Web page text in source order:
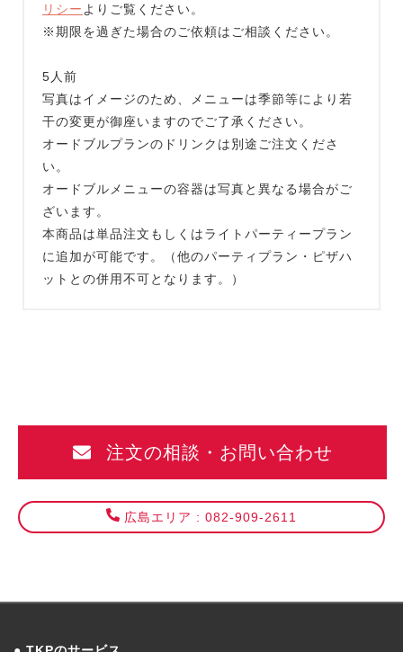
リシー よりご覧ください。
※期限を過ぎた場合のご依頼はご相談ください。
5人前
写真はイメージのため、メニューは季節等により若
干の変更が御座いますのでご了承ください。
オードブルプランのドリンクは別途ご注文くださ
い。
オードブルメニューの容器は写真と異なる場合がご
ざいます。
本商品は単品注文もしくはライトパーティープラン
に追加が可能です。（他のパーティプラン・ピザハ
ットとの併用不可となります。）
注文の相談・お問い合わせ
広島エリア : 082-909-2611